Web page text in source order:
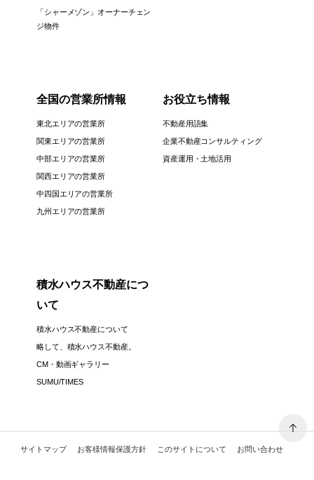
「シャーメゾン」オーナーチェン
ジ物件
全国の営業所情報
東北エリアの営業所
関東エリアの営業所
中部エリアの営業所
関西エリアの営業所
中四国エリアの営業所
九州エリアの営業所
お役立ち情報
不動産用語集
企業不動産コンサルティング
資産運用・土地活用
積水ハウス不動産につ
いて
積水ハウス不動産について
略して、積水ハウス不動産。
CM・動画ギャラリー
SUMU/TIMES
サイトマップ お客様情報保護方針 このサイトについて お問い合わせ